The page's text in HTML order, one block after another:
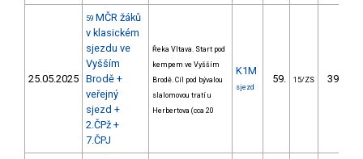
25.05.2025
59 MČR žáků
v klasickém
sjezdu ve
Vyšším
Brodě +
veřejný
sjezd +
2.ČPž +
7.ČPJ
Řeka Vltava. Start pod
kempem ve Vyšším
Brodě. Cíl pod bývalou
slalomovou tratí u
Herbertova (cca 20
K1M
sjezd
59. 15/ZS 395.27